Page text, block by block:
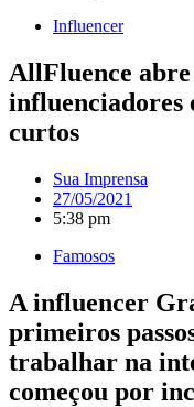
Influencer
AllFluence
influenciadores
curtos
Sua Imprensa
27/05/2021
5:38 pm
Famosos
A influencer
primeiros
trabalhar na
começou por